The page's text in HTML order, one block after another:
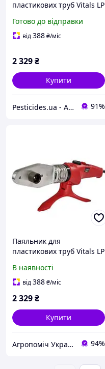
пластикових труб Vitals LP
надійний для
зварювання труб
Готово до відправки
від388₴/міс
2 329₴
Купити
Pesticides.ua - Аграрна продукція і не тільки !!! 91%
Паяльник для
пластикових труб Vitals LP
В наявності
від388₴/міс
2 329₴
Купити
Агропоміч Україна 94%